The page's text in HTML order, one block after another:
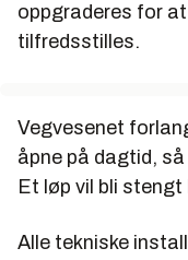
oppgraderes for
tilfredsstilles.
Vegvesenet
åpne på dagtid,
Et løp vil bli
Alle tekniske